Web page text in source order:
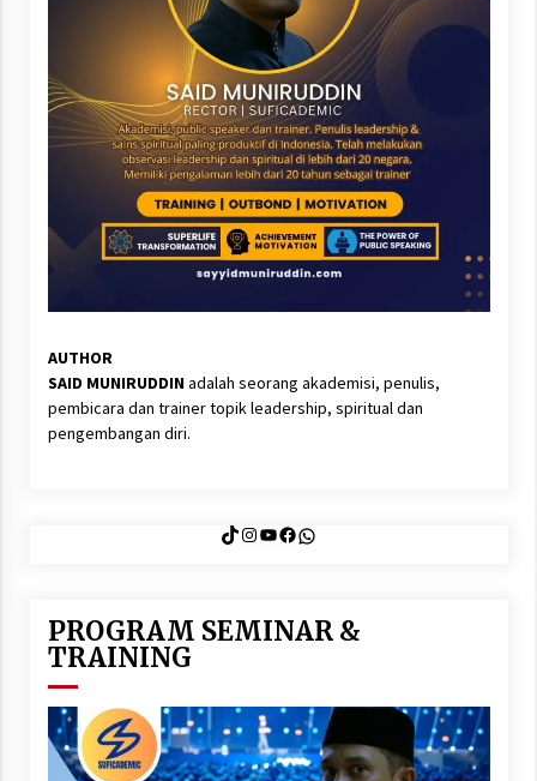
AUTHOR
SAID MUNIRUDDINadalah seorang akademisi, penulis,
pembicara dan trainer topik leadership, spiritual dan
pengembangan diri.
TikTok
Instagram
YouTube
Facebook
WhatsApp
PROGRAM SEMINAR &
TRAINING